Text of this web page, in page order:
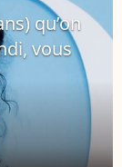
qu’on
vous